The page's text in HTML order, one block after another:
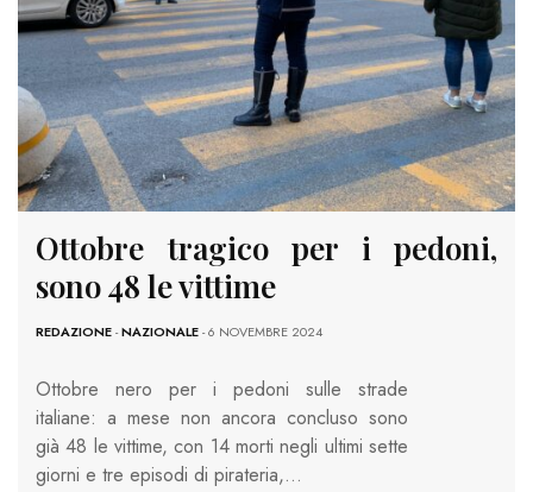
Ottobre tragico per i pedoni,
sono 48 le vittime
REDAZIONE-NAZIONALE- 6 NOVEMBRE 2024
Ottobre nero per i pedoni sulle strade
italiane: a mese non ancora concluso sono
già 48 le vittime, con 14 morti negli ultimi sette
giorni e tre episodi di pirateria,…